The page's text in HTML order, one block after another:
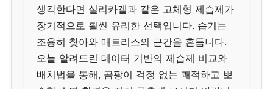
생각한다면 실리카겔과 같은 고체형 제습제가
장기적으로 훨씬 유리한 선택입니다. 습기는
조용히 찾아와 매트리스의 근간을 흔듭니다.
오늘 알려드린 데이터 기반의 제습제 비교와
배치법을 통해, 곰팡이 걱정 없는 쾌적하고 뽀